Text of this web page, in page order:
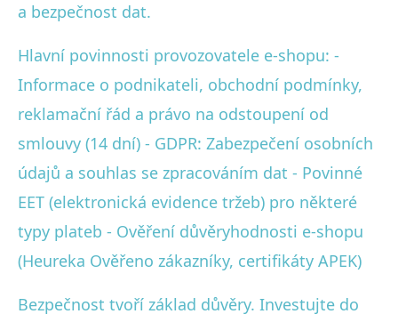
a bezpečnost dat.
Hlavní povinnosti provozovatele e-shopu: -
Informace o podnikateli, obchodní podmínky,
reklamační řád a právo na odstoupení od
smlouvy (14 dní) - GDPR: Zabezpečení osobních
údajů a souhlas se zpracováním dat - Povinné
EET (elektronická evidence tržeb) pro některé
typy plateb - Ověření důvěryhodnosti e-shopu
(Heureka Ověřeno zákazníky, certifikáty APEK)
Bezpečnost tvoří základ důvěry. Investujte do